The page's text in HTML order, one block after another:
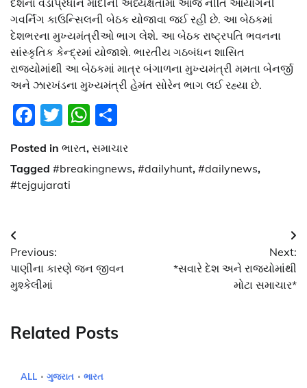
ગવર્નિંગ કાઉન્સિલની બેઠક યોજાવા જઈ રહી છે. આ બેઠકમાં
દેશભરના મુખ્યમંત્રીઓ ભાગ લેશે. આ બેઠક રાષ્ટ્રપતિ ભવનના
સાંસ્કૃતિક કેન્દ્રમાં યોજાશે. ભારતીય ગઠબંધન શાસિત
રાજ્યોમાંથી આ બેઠકમાં માત્ર બંગાળના મુખ્યમંત્રી મમતા બેનર્જી
અને ઝારખંડના મુખ્યમંત્રી હેમંત સોરેન ભાગ લઈ રહ્યા છે.
Facebook
TwitterWhatsApp
Posted in ભારત, સમાચાર
Tagged #breakingnews, #dailyhunt, #dailynews,
#tejgujarati
Post
navigation
Previous:
પાણીના કારણે જન જીવન
મુશ્કેલીમાં
Next:
*સવારે દેશ અને રાજ્યોમાંથી
મોટા સમાચાર*
Related Posts
ALL ગુજરાત ભારત